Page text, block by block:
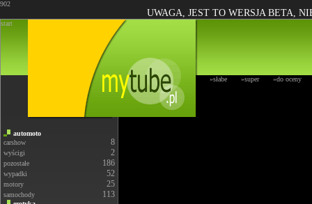
902
UWAGA, JEST TO WERSJA BETA,
start
»słabe »super »do oceny
automoto
carshow
8
wyścigi 2
pozostałe 186
wypadki 52
motory 25
samochody 113